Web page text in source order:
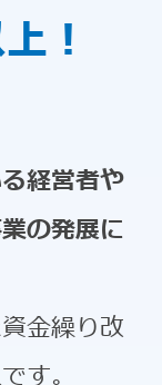
！
経営者や
の発展に
金繰り改
す。